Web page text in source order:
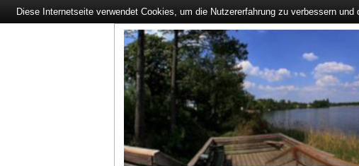
Diese Internetseite verwendet Cookies, um die Nutzererfahrung zu verbessern